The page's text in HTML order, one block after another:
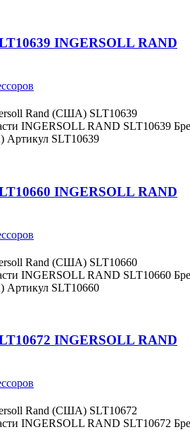
INGERSOLL RAND
Rand (США) SLT10639
INGERSOLL RAND SLT10639
SLT10639
INGERSOLL RAND
Rand (США) SLT10660
INGERSOLL RAND SLT10660
SLT10660
INGERSOLL RAND
Rand (США) SLT10672
INGERSOLL RAND SLT10672